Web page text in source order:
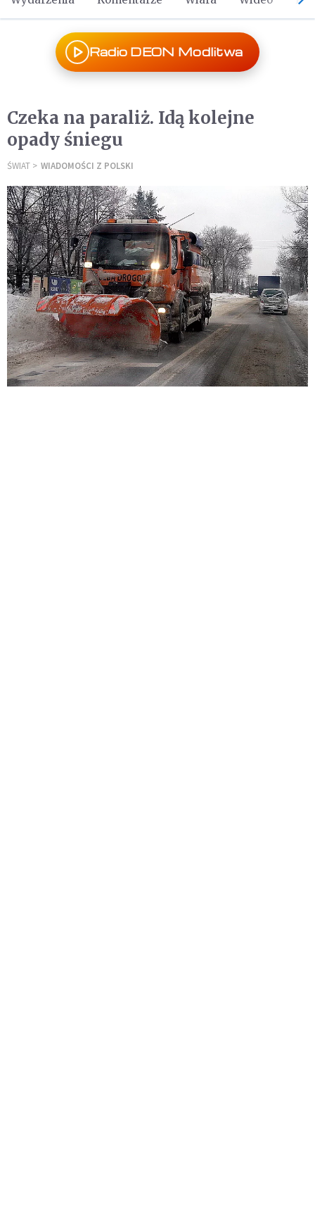
Radio DEON Modlitwa
Czeka na paraliż. Idą kolejne
opady śniegu
ŚWIAT WIADOMOŚCI Z POLSKI